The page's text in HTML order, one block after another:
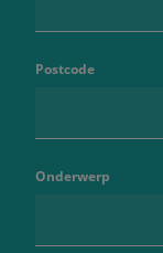
Postcode
Onderwerp